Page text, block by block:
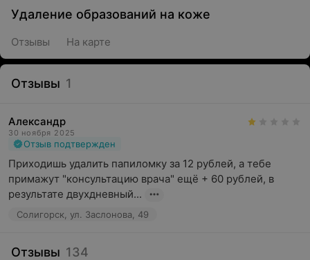
Удаление образований на коже
Отзывы На карте
Отзывы 1
Александр
30 ноября 2025
Отзыв подтвержден
Приходишь удалить папиломку за 12 рублей, а тебе
примажут "консультацию врача" ещё + 60 рублей, в
результате двухдневный...
Солигорск, ул. Заслонова, 49
Отзывы 134